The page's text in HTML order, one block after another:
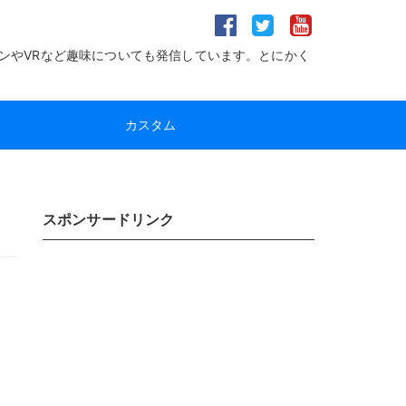
VRなど趣味についても発信しています。とにかく
カスタム
スポンサードリンク